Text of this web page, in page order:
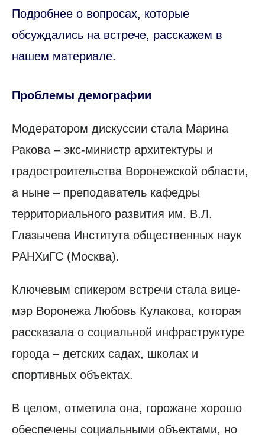
Подробнее о вопросах, которые
обсуждались на встрече, расскажем в
нашем материале.
Проблемы демографии
Модератором дискуссии стала Марина
Ракова – экс-министр архитектуры и
градостроительства Воронежской области,
а ныне – преподаватель кафедры
территориального развития им. В.Л.
Глазычева Института общественных наук
РАНХиГС (Москва).
Ключевым спикером встречи стала вице-
мэр Воронежа Любовь Кулакова, которая
рассказала о социальной инфраструктуре
города – детских садах, школах и
спортивных объектах.
В целом, отметила она, горожане хорошо
обеспечены социальными объектами, но